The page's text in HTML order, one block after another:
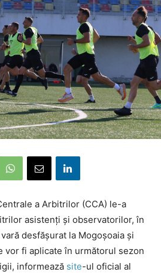
a Arbitrilor (CCA) le-a
asistenți și observatorilor, în
desfășurat la Mogoșoaia și
vor fi aplicate în următorul sezon
informează site-ul oficial al